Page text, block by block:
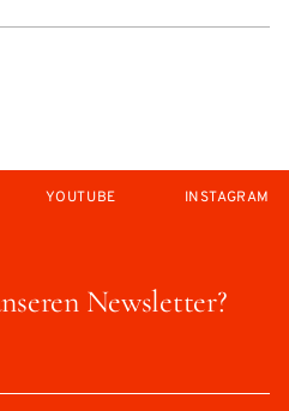
Newsletter?
YOUTUBE INSTAGRAM